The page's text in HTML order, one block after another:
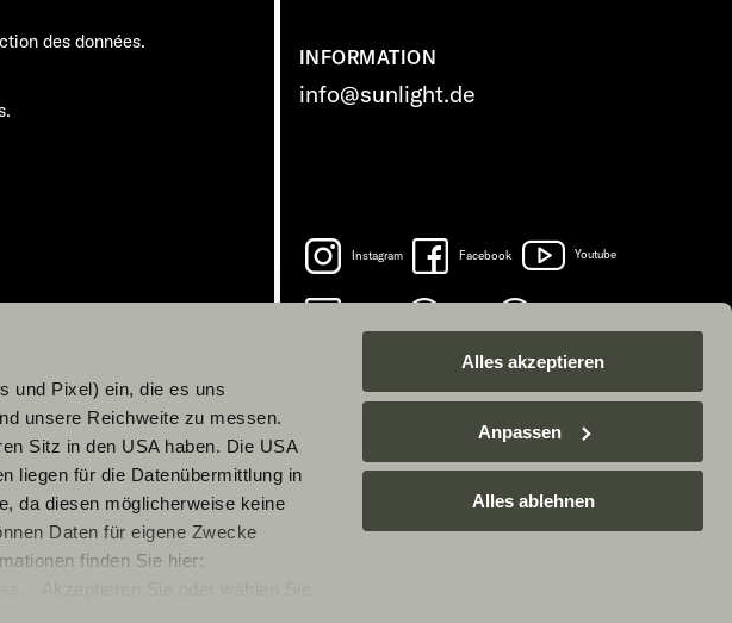
und Pixel) ein, die es uns
unsere Reichweite zu messen.
Sitz in den USA haben. Die USA
liegen für die Datenübermittlung in
da diesen möglicherweise keine
Daten für eigene Zwecke
finden Sie hier:
Alles akzeptieren
Anpassen
Alles ablehnen
INFORMATION
info@sunlight.de
des données.
Instagram Facebook Youtube